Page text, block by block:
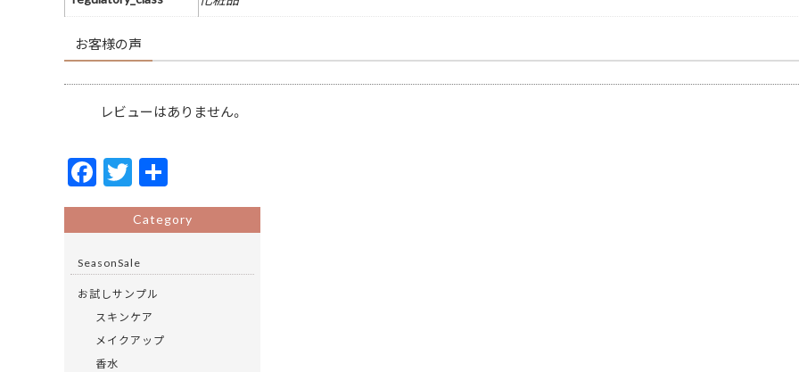
お客様の声
レビューはありません。
F
ac
e
b
o
o
k
T
w
itt
er
有
Category
SeasonSale
お試しサンプル
スキンケア
メイクアップ
香水